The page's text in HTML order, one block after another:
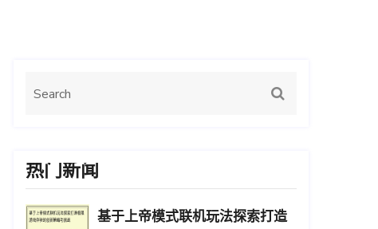
热门新闻
基于上帝模式联机玩法探索打造